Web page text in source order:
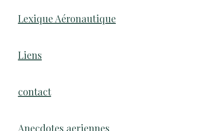
Lexique Aéronautique
Liens
contact
Anecdotes aeriennes